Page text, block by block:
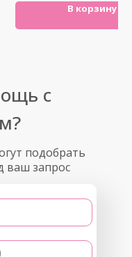
В корзину
подобрать
ваш запрос
с